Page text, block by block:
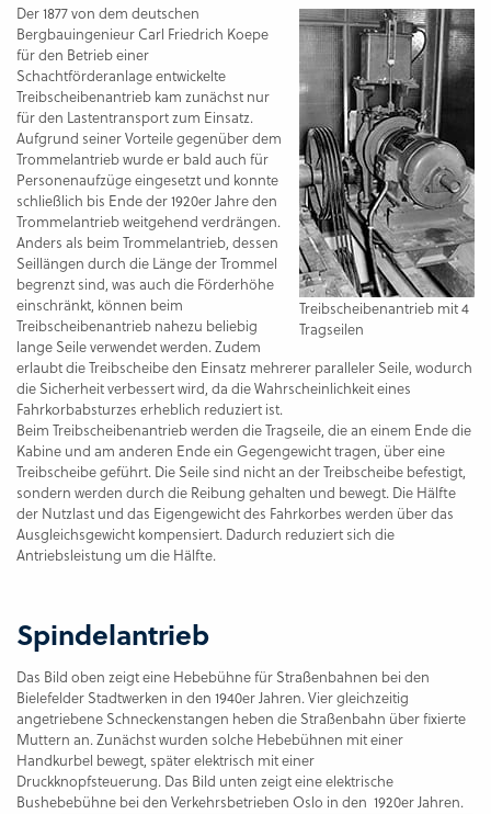
Treibscheibenantrieb mit 4
Tragseilen
Der 1877 von dem deutschen
Bergbauingenieur Carl Friedrich Koepe
für den Betrieb einer
Schachtförderanlage entwickelte
Treibscheibenantrieb kam zunächst nur
für den Lastentransport zum Einsatz.
Aufgrund seiner Vorteile gegenüber dem
Trommelantrieb wurde er bald auch für
Personenaufzüge eingesetzt und konnte
schließlich bis Ende der 1920er Jahre den
Trommelantrieb weitgehend verdrängen.
Anders als beim Trommelantrieb, dessen
Seillängen durch die Länge der Trommel
begrenzt sind, was auch die Förderhöhe
einschränkt, können beim
Treibscheibenantrieb nahezu beliebig
lange Seile verwendet werden. Zudem
erlaubt die Treibscheibe den Einsatz mehrerer paralleler Seile, wodurch
die Sicherheit verbessert wird, da die Wahrscheinlichkeit eines
Fahrkorbabsturzes erheblich reduziert ist.
Beim Treibscheibenantrieb werden die Tragseile, die an einem Ende die
Kabine und am anderen Ende ein Gegengewicht tragen, über eine
Treibscheibe geführt. Die Seile sind nicht an der Treibscheibe befestigt,
sondern werden durch die Reibung gehalten und bewegt. Die Hälfte
der Nutzlast und das Eigengewicht des Fahrkorbes werden über das
Ausgleichsgewicht kompensiert. Dadurch reduziert sich die
Antriebsleistung um die Hälfte.
Spindelantrieb
Das Bild oben zeigt eine Hebebühne für Straßenbahnen bei den
Bielefelder Stadtwerken in den 1940er Jahren. Vier gleichzeitig
angetriebene Schneckenstangen heben die Straßenbahn über fixierte
Muttern an. Zunächst wurden solche Hebebühnen mit einer
Handkurbel bewegt, später elektrisch mit einer
Druckknopfsteuerung. Das Bild unten zeigt eine elektrische
Bushebebühne bei den Verkehrsbetrieben Oslo in den 1920er Jahren.